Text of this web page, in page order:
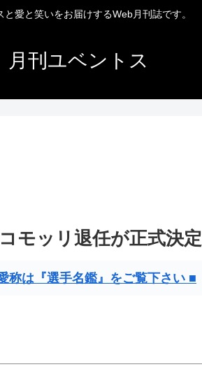
と愛と笑いをお届けするWeb月刊誌です。
月刊ユベントス
モッリ退任が正式決定
称は『選手名鑑』をご覧下さい ■